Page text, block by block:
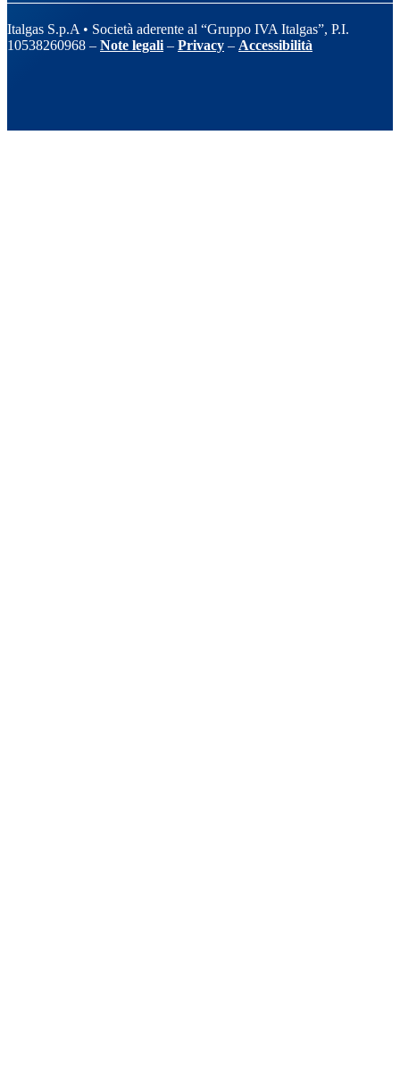
Italgas S.p.A • Società aderente al “Gruppo IVA Italgas”, P.I.
10538260968 – Note legali – Privacy – Accessibilità